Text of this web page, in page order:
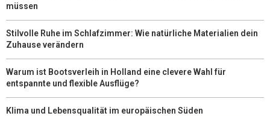
müssen
Stilvolle Ruhe im Schlafzimmer: Wie natürliche Materialien dein
Zuhause verändern
Warum ist Bootsverleih in Holland eine clevere Wahl für
entspannte und flexible Ausflüge?
Klima und Lebensqualität im europäischen Süden